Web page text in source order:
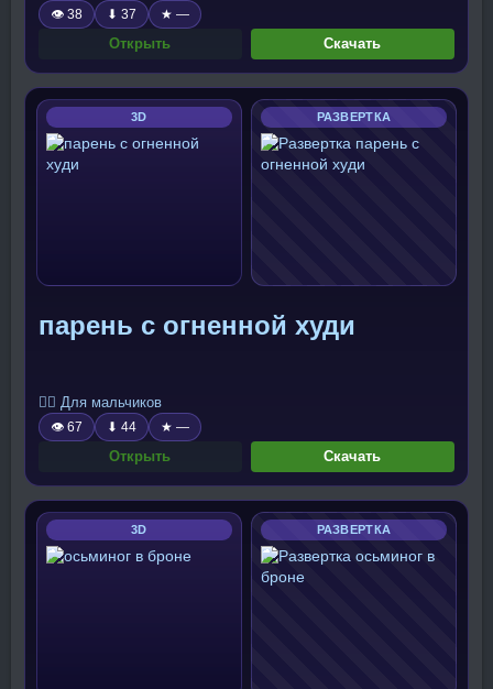
👁 38 ⬇ 37 ★ —
Открыть Скачать
3D РАЗВЕРТКА
парень с огненной худи
🧍‍♂️ Для мальчиков
👁 67 ⬇ 44 ★ —
Открыть Скачать
3D РАЗВЕРТКА